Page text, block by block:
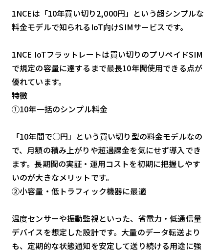
1NCEは「10年買い切り2,000円」という超シンプルな
料金モデルで知られるIoT向けSIMサービスです。
1NCE IoTフラットレートは買い切りのプリペイドSIM
で規定の容量に達するまで最長10年間使用できる点が
優れています。
特徴
①10年一括のシンプル料金
「10年間で○円」という買い切り型の料金モデルなの
で、月額の積み上がりや超過課金を気にせず導入でき
ます。長期間の実証・運用コストを初期に把握しやす
いのが大きなメリットです。
②小容量・低トラフィック機器に最適
温度センサーや振動監視といった、省電力・低通信量
デバイスを想定した設計です。大量のデータ転送より
も、定期的な状態通知を安定して送り続ける用途に強